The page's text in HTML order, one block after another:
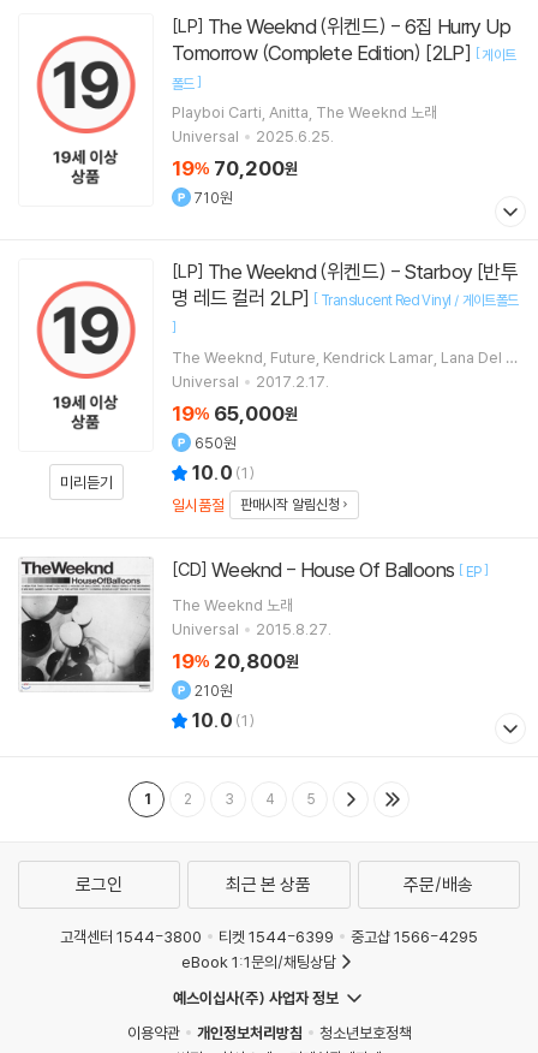
[LP]
Tomorrow (Complete Edition) [2LP] [게이트
폴드]
Playboi Carti Anitta The Weeknd 노래
Universal
2025.6.25.
19% 70,200원
710원
미리듣기
[LP]
명 레드 컬러 2LP] [ Translucent Red Vinyl / 게이트폴드
]
The Weeknd Future Kendrick Lamar Lana Del R
ey노래 외 2명
Universal 2017.2.17.
19% 65,000원
650원
10.0 (1)
일시품절
판매시작 알림신청
[CD] Weeknd - House Of Balloons [ EP]
The Weeknd 노래
Universal
2015.8.27.
19% 20,800원
210원
10.0 (1)
1 2 3 4 5
로그인 최근 본 상품 주문/배송
고객센터 1544-3800 티켓 1544-6399
중고샵 1566-4295
eBook 1:1문의/채팅상담
예스이십사(주) 사업자 정보
이용약관
개인정보처리방침
청소년보호정책